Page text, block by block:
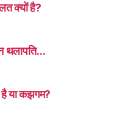
क्यों है?
थलापति…
या कझगम?